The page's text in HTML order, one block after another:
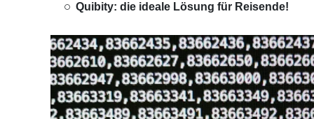
Quibity: die ideale Lösung für Reisende!